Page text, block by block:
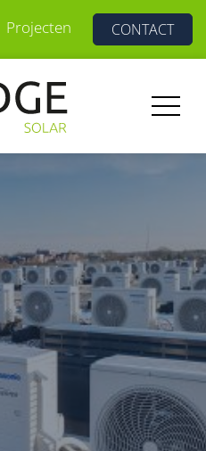
Projecten CONTACT